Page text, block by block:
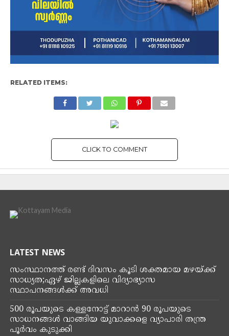
RELATED ITEMS:
CLICK TO COMMENT
LATEST NEWS
സംസ്ഥാനത്ത് രണ്ട് ദിവസം കൂടി ശക്തമായ മഴയ്ക്ക്
സാധ്യത;ഏഴ് ജില്ലകളിലെ വിദ്യാഭ്യാസ
സ്ഥാപനങ്ങൾക്ക് അവധി
500 രൂപയുടെ കള്ളനോട്ട് മാറാൻ 90 രൂപയുടെ
സാധനങ്ങൾ വാങ്ങിയ യുവാക്കളെ വ്യാപാരി തന്ത്ര
പൂർവം കുടുക്കി